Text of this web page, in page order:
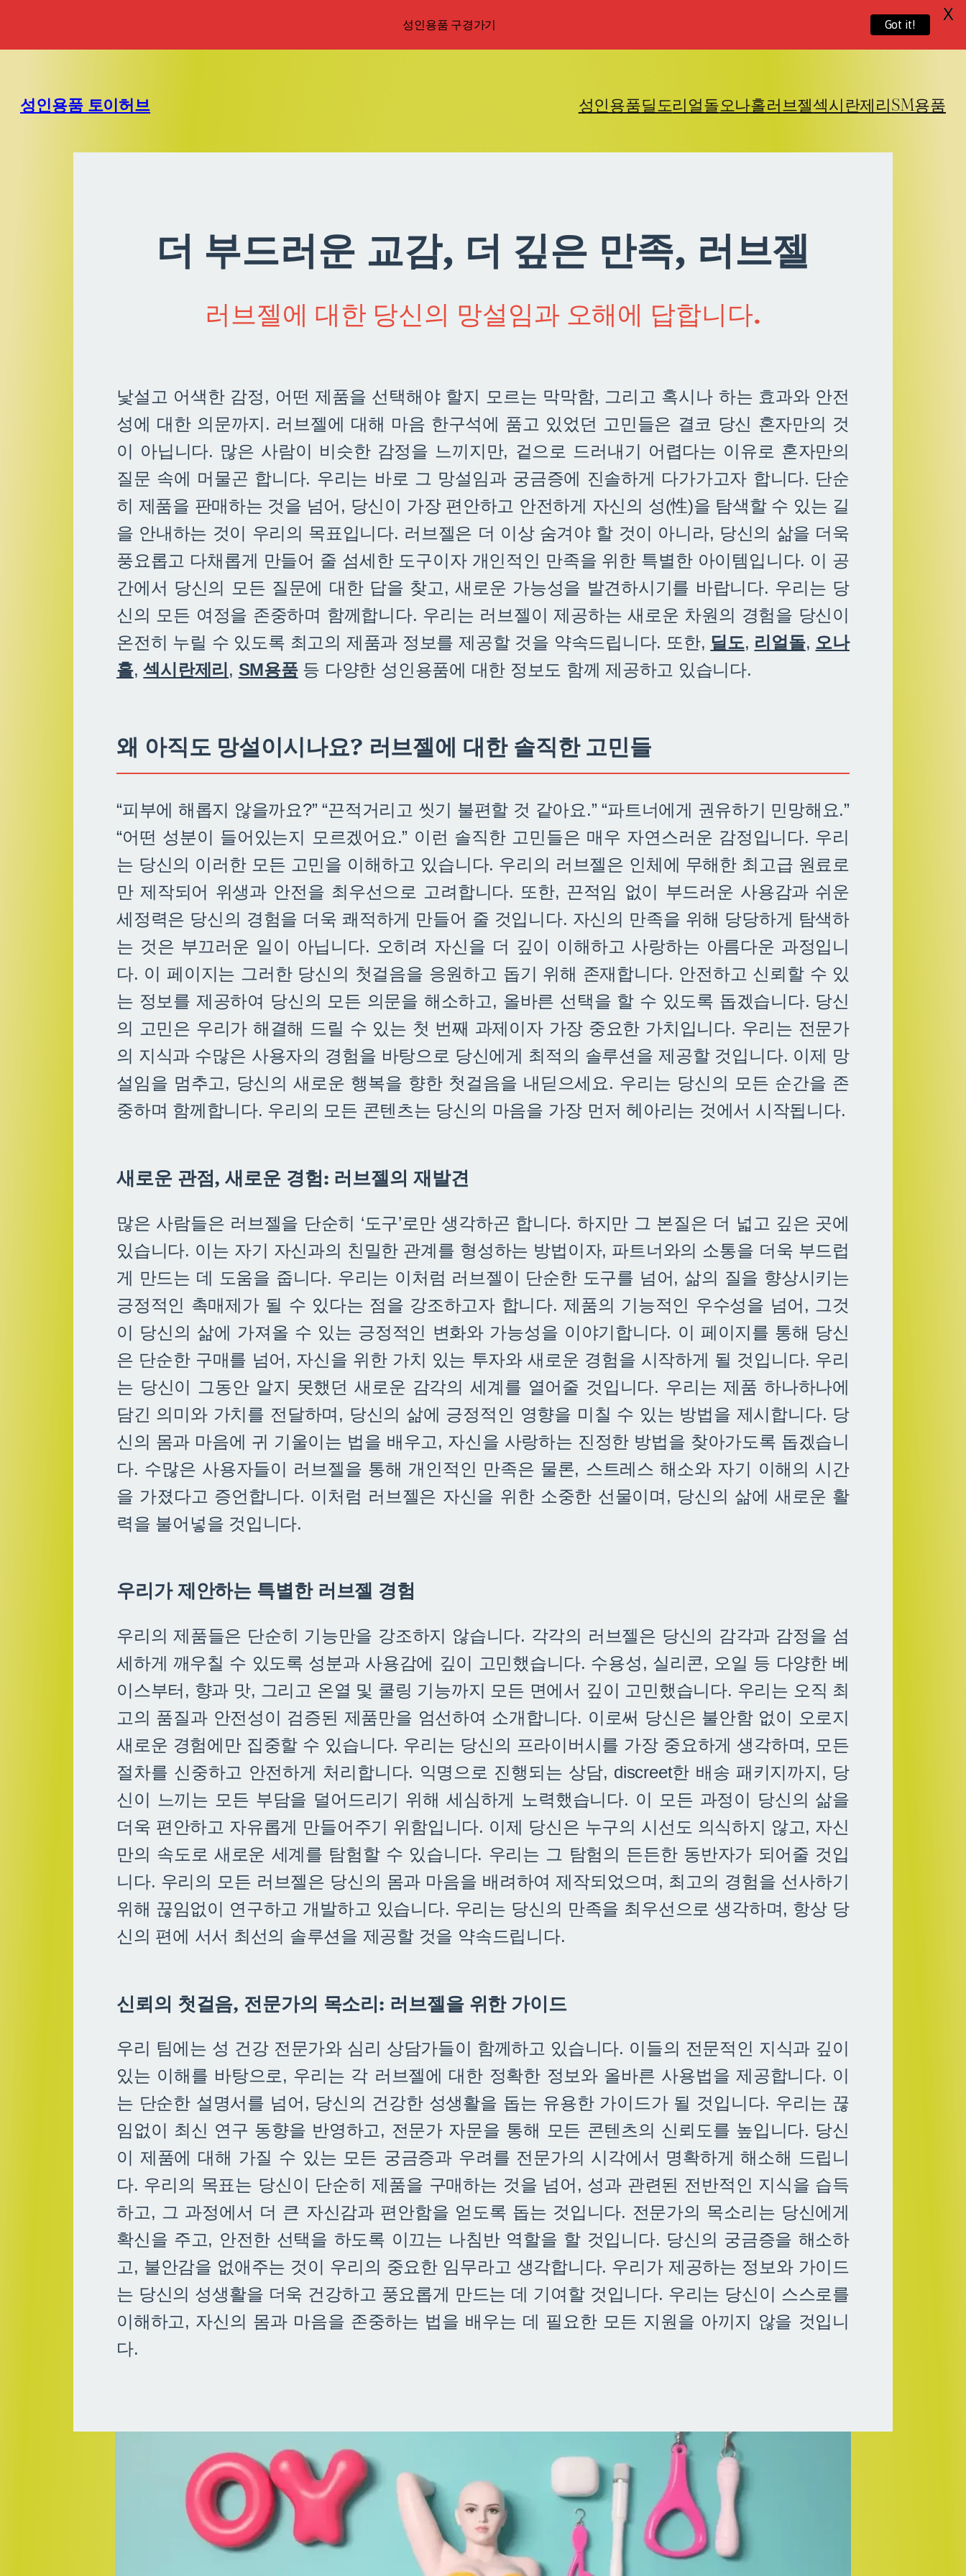
성인용품 토이허브 성인용품딜도리얼돌오나홀러브젤섹시란제리SM용품
더 부드러운 교감, 더 깊은 만족, 러브젤
러브젤에 대한 당신의 망설임과 오해에 답합니다.
낯설고 어색한 감정, 어떤 제품을 선택해야 할지 모르는 막막함, 그리고 혹시나 하는 효과와 안전
성에 대한 의문까지. 러브젤에 대해 마음 한구석에 품고 있었던 고민들은 결코 당신 혼자만의 것
이 아닙니다. 많은 사람이 비슷한 감정을 느끼지만, 겉으로 드러내기 어렵다는 이유로 혼자만의
질문 속에 머물곤 합니다. 우리는 바로 그 망설임과 궁금증에 진솔하게 다가가고자 합니다. 단순
히 제품을 판매하는 것을 넘어, 당신이 가장 편안하고 안전하게 자신의 성(性)을 탐색할 수 있는 길
을 안내하는 것이 우리의 목표입니다. 러브젤은 더 이상 숨겨야 할 것이 아니라, 당신의 삶을 더욱
풍요롭고 다채롭게 만들어 줄 섬세한 도구이자 개인적인 만족을 위한 특별한 아이템입니다. 이 공
간에서 당신의 모든 질문에 대한 답을 찾고, 새로운 가능성을 발견하시기를 바랍니다. 우리는 당
신의 모든 여정을 존중하며 함께합니다. 우리는 러브젤이 제공하는 새로운 차원의 경험을 당신이
온전히 누릴 수 있도록 최고의 제품과 정보를 제공할 것을 약속드립니다. 또한, 딜도, 리얼돌, 오나
홀,섹시란제리 , SM용품등 다양한 성인용품에 대한 정보도 함께 제공하고 있습니다.
왜 아직도 망설이시나요? 러브젤에 대한 솔직한 고민들
“피부에 해롭지 않을까요?” “끈적거리고 씻기 불편할 것 같아요.” “파트너에게 권유하기 민망해요.”
“어떤 성분이 들어있는지 모르겠어요.” 이런 솔직한 고민들은 매우 자연스러운 감정입니다. 우리
는 당신의 이러한 모든 고민을 이해하고 있습니다. 우리의 러브젤은 인체에 무해한 최고급 원료로
만 제작되어 위생과 안전을 최우선으로 고려합니다. 또한, 끈적임 없이 부드러운 사용감과 쉬운
세정력은 당신의 경험을 더욱 쾌적하게 만들어 줄 것입니다. 자신의 만족을 위해 당당하게 탐색하
는 것은 부끄러운 일이 아닙니다. 오히려 자신을 더 깊이 이해하고 사랑하는 아름다운 과정입니
다. 이 페이지는 그러한 당신의 첫걸음을 응원하고 돕기 위해 존재합니다. 안전하고 신뢰할 수 있
는 정보를 제공하여 당신의 모든 의문을 해소하고, 올바른 선택을 할 수 있도록 돕겠습니다. 당신
의 고민은 우리가 해결해 드릴 수 있는 첫 번째 과제이자 가장 중요한 가치입니다. 우리는 전문가
의 지식과 수많은 사용자의 경험을 바탕으로 당신에게 최적의 솔루션을 제공할 것입니다. 이제 망
설임을 멈추고, 당신의 새로운 행복을 향한 첫걸음을 내딛으세요. 우리는 당신의 모든 순간을 존
중하며 함께합니다. 우리의 모든 콘텐츠는 당신의 마음을 가장 먼저 헤아리는 것에서 시작됩니다.
새로운 관점, 새로운 경험: 러브젤의 재발견
많은 사람들은 러브젤을 단순히 ‘도구’로만 생각하곤 합니다. 하지만 그 본질은 더 넓고 깊은 곳에
있습니다. 이는 자기 자신과의 친밀한 관계를 형성하는 방법이자, 파트너와의 소통을 더욱 부드럽
게 만드는 데 도움을 줍니다. 우리는 이처럼 러브젤이 단순한 도구를 넘어, 삶의 질을 향상시키는
긍정적인 촉매제가 될 수 있다는 점을 강조하고자 합니다. 제품의 기능적인 우수성을 넘어, 그것
이 당신의 삶에 가져올 수 있는 긍정적인 변화와 가능성을 이야기합니다. 이 페이지를 통해 당신
은 단순한 구매를 넘어, 자신을 위한 가치 있는 투자와 새로운 경험을 시작하게 될 것입니다. 우리
는 당신이 그동안 알지 못했던 새로운 감각의 세계를 열어줄 것입니다. 우리는 제품 하나하나에
담긴 의미와 가치를 전달하며, 당신의 삶에 긍정적인 영향을 미칠 수 있는 방법을 제시합니다. 당
신의 몸과 마음에 귀 기울이는 법을 배우고, 자신을 사랑하는 진정한 방법을 찾아가도록 돕겠습니
다. 수많은 사용자들이 러브젤을 통해 개인적인 만족은 물론, 스트레스 해소와 자기 이해의 시간
을 가졌다고 증언합니다. 이처럼 러브젤은 자신을 위한 소중한 선물이며, 당신의 삶에 새로운 활
력을 불어넣을 것입니다.
우리가 제안하는 특별한 러브젤 경험
우리의 제품들은 단순히 기능만을 강조하지 않습니다. 각각의 러브젤은 당신의 감각과 감정을 섬
세하게 깨우칠 수 있도록 성분과 사용감에 깊이 고민했습니다. 수용성, 실리콘, 오일 등 다양한 베
이스부터, 향과 맛, 그리고 온열 및 쿨링 기능까지 모든 면에서 깊이 고민했습니다. 우리는 오직 최
고의 품질과 안전성이 검증된 제품만을 엄선하여 소개합니다. 이로써 당신은 불안함 없이 오로지
새로운 경험에만 집중할 수 있습니다. 우리는 당신의 프라이버시를 가장 중요하게 생각하며, 모든
절차를 신중하고 안전하게 처리합니다. 익명으로 진행되는 상담, discreet한 배송 패키지까지, 당
신이 느끼는 모든 부담을 덜어드리기 위해 세심하게 노력했습니다. 이 모든 과정이 당신의 삶을
더욱 편안하고 자유롭게 만들어주기 위함입니다. 이제 당신은 누구의 시선도 의식하지 않고, 자신
만의 속도로 새로운 세계를 탐험할 수 있습니다. 우리는 그 탐험의 든든한 동반자가 되어줄 것입
니다. 우리의 모든 러브젤은 당신의 몸과 마음을 배려하여 제작되었으며, 최고의 경험을 선사하기
위해 끊임없이 연구하고 개발하고 있습니다. 우리는 당신의 만족을 최우선으로 생각하며, 항상 당
신의 편에 서서 최선의 솔루션을 제공할 것을 약속드립니다.
신뢰의 첫걸음, 전문가의 목소리: 러브젤을 위한 가이드
우리 팀에는 성 건강 전문가와 심리 상담가들이 함께하고 있습니다. 이들의 전문적인 지식과 깊이
있는 이해를 바탕으로, 우리는 각 러브젤에 대한 정확한 정보와 올바른 사용법을 제공합니다. 이
는 단순한 설명서를 넘어, 당신의 건강한 성생활을 돕는 유용한 가이드가 될 것입니다. 우리는 끊
임없이 최신 연구 동향을 반영하고, 전문가 자문을 통해 모든 콘텐츠의 신뢰도를 높입니다. 당신
이 제품에 대해 가질 수 있는 모든 궁금증과 우려를 전문가의 시각에서 명확하게 해소해 드립니
다. 우리의 목표는 당신이 단순히 제품을 구매하는 것을 넘어, 성과 관련된 전반적인 지식을 습득
하고, 그 과정에서 더 큰 자신감과 편안함을 얻도록 돕는 것입니다. 전문가의 목소리는 당신에게
확신을 주고, 안전한 선택을 하도록 이끄는 나침반 역할을 할 것입니다. 당신의 궁금증을 해소하
고, 불안감을 없애주는 것이 우리의 중요한 임무라고 생각합니다. 우리가 제공하는 정보와 가이드
는 당신의 성생활을 더욱 건강하고 풍요롭게 만드는 데 기여할 것입니다. 우리는 당신이 스스로를
이해하고, 자신의 몸과 마음을 존중하는 법을 배우는 데 필요한 모든 지원을 아끼지 않을 것입니
다.
성인용품 구경가기 Got it!
X